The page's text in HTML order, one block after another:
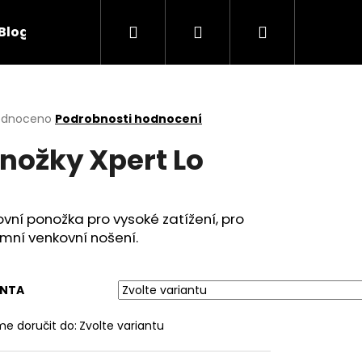
Obchodní podmínky Kontakty
Hledat PřihlášeníNákupní
Podrobnosti hodnocení
Xpert Lo
ponožka pro vysoké zatížení, pro
venkovní nošení.
doručit do: Zvolte variantu